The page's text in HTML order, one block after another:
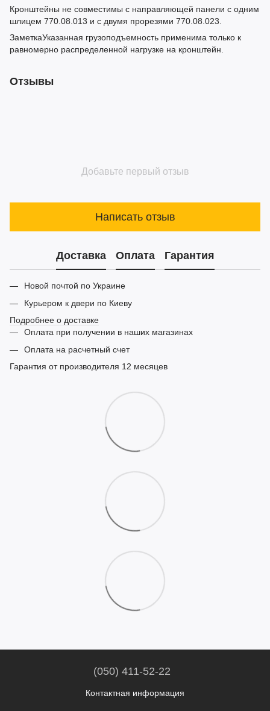
Кронштейны не совместимы с направляющей панели с одним
шлицем 770.08.013 и с двумя прорезями 770.08.023.
ЗаметкаУказанная грузоподъемность применима только к
равномерно распределенной нагрузке на кронштейн.
Отзывы
Добавьте первый отзыв
Написать отзыв
Доставка Оплата Гарантия
Новой почтой по Украине
Курьером к двери по Киеву
Подробнее о доставке
Оплата при получении в наших магазинах
Оплата на расчетный счет
Гарантия от производителя 12 месяцев
(050) 411-52-22
Контактная информация